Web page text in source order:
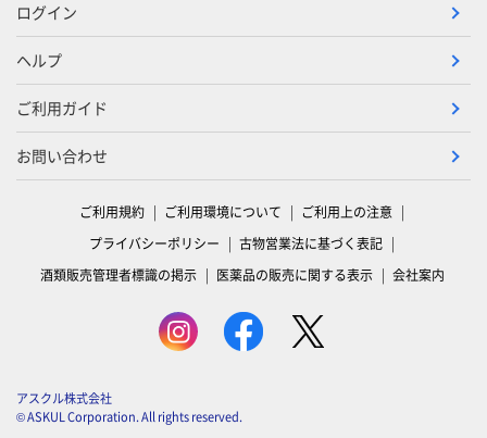
ログイン
ヘルプ
ご利用ガイド
お問い合わせ
ご利用規約 ご利用環境について
ご利用上の注意
プライバシーポリシー
古物営業法に基づく表記
酒類販売管理者標識の掲示
医薬品の販売に関する表示 会社案内
アスクル株式会社
© ASKUL Corporation. All rights reserved.